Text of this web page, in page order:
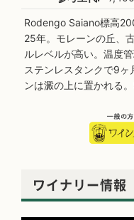
Rodengo Saiano標高
25年。モレーンの丘、
ルレベルが高い。温度
ステンレスタンクで9ヶ
ンは澱の上に置かれる
ワイナリー情報